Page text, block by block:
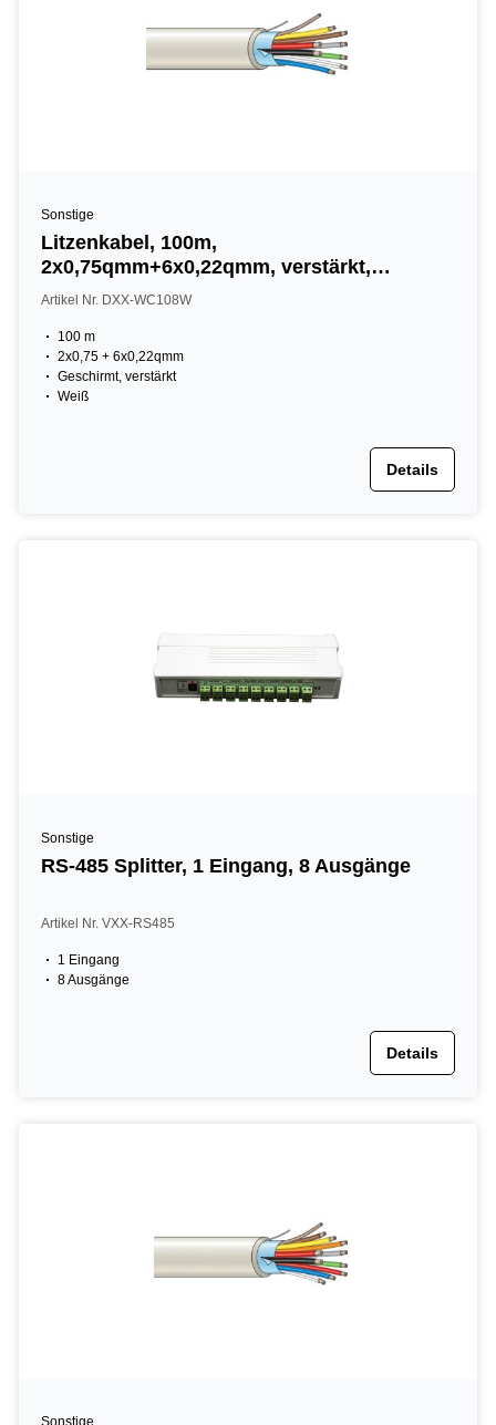
Sonstige
Litzenkabel, 100m,
2x0,75qmm+6x0,22qmm, verstärkt,
geschirmt
Artikel Nr. DXX-WC108W
100 m
2x0,75 + 6x0,22qmm
Geschirmt, verstärkt
Weiß
Details
Sonstige
RS-485 Splitter, 1 Eingang, 8 Ausgänge
Artikel Nr. VXX-RS485
1 Eingang
8 Ausgänge
Details
Sonstige